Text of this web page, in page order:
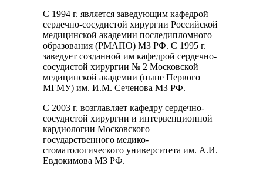
С 1994 г. является заведующим кафедрой
сердечно-сосудистой хирургии Российской
медицинской академии последипломного
образования (РМАПО) МЗ РФ. С 1995 г.
заведует созданной им кафедрой сердечно-
сосудистой хирургии № 2 Московской
медицинской академии (ныне Первого
МГМУ) им. И.М. Сеченова МЗ РФ.
С 2003 г. возглавляет кафедру сердечно-
сосудистой хирургии и интервенционной
кардиологии Московского
государственного медико-
стоматологического университета им. А.И.
Евдокимова МЗ РФ.